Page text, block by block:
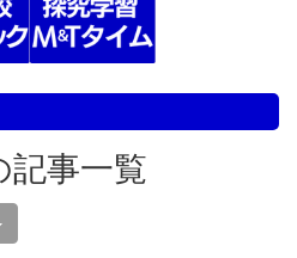
事一覧